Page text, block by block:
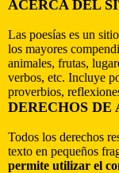
ACERCA DEL
Las poesías es un
los mayores
animales, frutas,
verbos, etc. Incluye
proverbios,
DERECHOS DE
Todos los derechos
texto en pequeños
permite utilizar el